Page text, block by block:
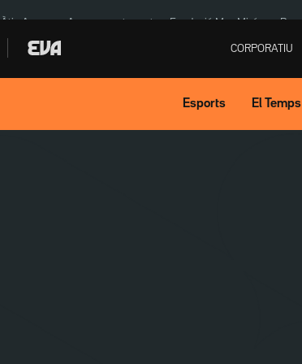
Àtic Ayuso Aparcament agost Fundació Mas Miró eBay
CORPORATIU
Esports El Temps